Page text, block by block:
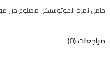
حامل نمرة الموتوسيكل مصنوع من
مراجعات (0)